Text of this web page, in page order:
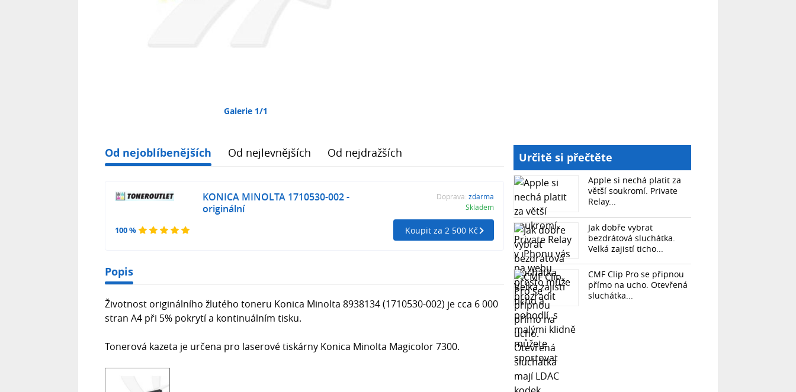
Galerie 1/1
Od nejoblíbenějších Od nejlevnějších Od nejdražších
100 %
KONICA MINOLTA 1710530-002 -
originální
Doprava: zdarma
Skladem
Koupit za 2 500 Kč
Popis
Životnost originálního žlutého toneru Konica Minolta 8938134 (1710530-002) je cca 6 000
stran A4 při 5% pokrytí a kontinuálním tisku.
Tonerová kazeta je určena pro laserové tiskárny Konica Minolta Magicolor 7300.
Určitě si přečtěte
Apple si nechá platit za
větší soukromí. Private
Relay...
Jak dobře vybrat
bezdrátová sluchátka.
Velká zajistí ticho...
CMF Clip Pro se připnou
přímo na ucho. Otevřená
sluchátka...